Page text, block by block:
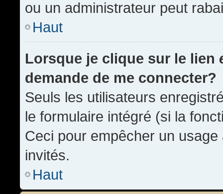
ou un administrateur peut
Haut
Lorsque je clique sur le lien
demande de me connecter?
Seuls les utilisateurs
le formulaire intégré (si la
Ceci pour empêcher un
invités.
Haut